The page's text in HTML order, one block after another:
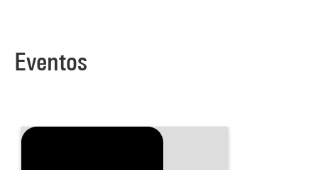
Eventos